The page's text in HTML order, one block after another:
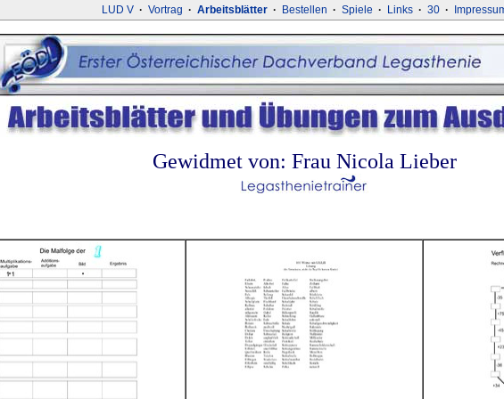
LUD V · Vortrag · Arbeitsblätter · Bestellen · Spiele · Links · 30 ·
Gewidmet von: Frau Nicola Lieber